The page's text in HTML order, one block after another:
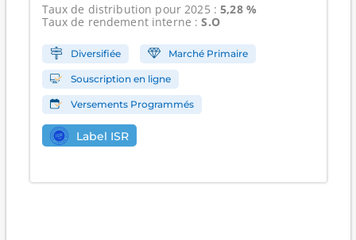
Taux de distribution pour 2025 :5,28 %
Taux de rendement interne :S.O
Diversifiée Marché Primaire
Souscription en ligne
Versements Programmés
Label ISR